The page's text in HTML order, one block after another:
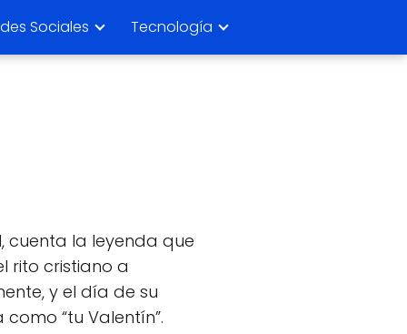
Sociales Tecnología
cuenta la leyenda que
rito cristiano a
y el día de su
“tu Valentín”.